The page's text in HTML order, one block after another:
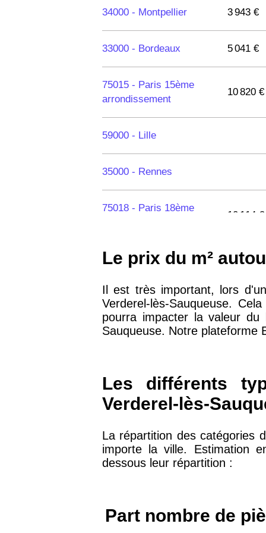
34000 - Montpellier 3 943 €
33000 - Bordeaux 5 041 €
75015 - Paris 15ème
arrondissement
10 820 €
59000 - Lille
35000 - Rennes
75018 - Paris 18ème
10 114 €
75020 - Paris 20ème
9 623 €
75019 -Paris 19ème
arrondissement
9 231 €
75013 -Paris 13ème
arrondissement
10 073 €
76600 -Le Havre 2 455 €
75017 -Paris 17ème
11 454 €
Le prix du m²
Il est très important, lors
Verderel-lès-Sauqueuse.
pourra impacter la valeur du
Sauqueuse. Notre plateforme
Les différents
Verderel-lès-
La répartition des catégories
importe la ville. Estimation
dessous leur répartition :
Part nombre de